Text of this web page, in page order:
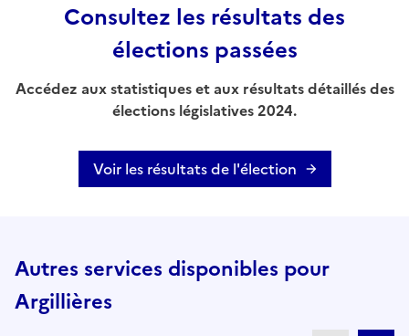
Consultez les résultats des
élections passées
Accédez aux statistiques et aux résultats détaillés des
élections législatives 2024.
Voir les résultats de l'élection
Autres services disponibles pour
Argillières